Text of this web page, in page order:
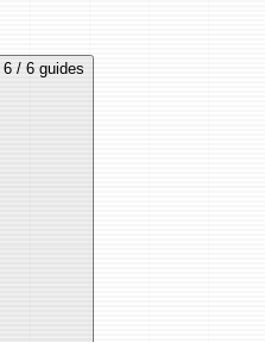
6 / 6 guides